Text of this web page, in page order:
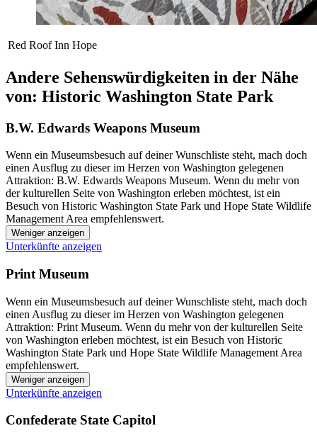
Red Roof Inn Hope
Andere Sehenswürdigkeiten in der Nähe
von: Historic Washington State Park
B.W. Edwards Weapons Museum
Wenn ein Museumsbesuch auf deiner Wunschliste steht, mach doch
einen Ausflug zu dieser im Herzen von Washington gelegenen
Attraktion: B.W. Edwards Weapons Museum. Wenn du mehr von
der kulturellen Seite von Washington erleben möchtest, ist ein
Besuch von Historic Washington State Park und Hope State Wildlife
Management Area empfehlenswert.
Weniger anzeigen
Unterkünfte anzeigen
Print Museum
Wenn ein Museumsbesuch auf deiner Wunschliste steht, mach doch
einen Ausflug zu dieser im Herzen von Washington gelegenen
Attraktion: Print Museum. Wenn du mehr von der kulturellen Seite
von Washington erleben möchtest, ist ein Besuch von Historic
Washington State Park und Hope State Wildlife Management Area
empfehlenswert.
Weniger anzeigen
Unterkünfte anzeigen
Confederate State Capitol